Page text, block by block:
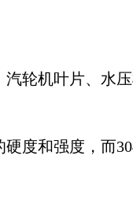
轮机叶片、水压
度和强度，而